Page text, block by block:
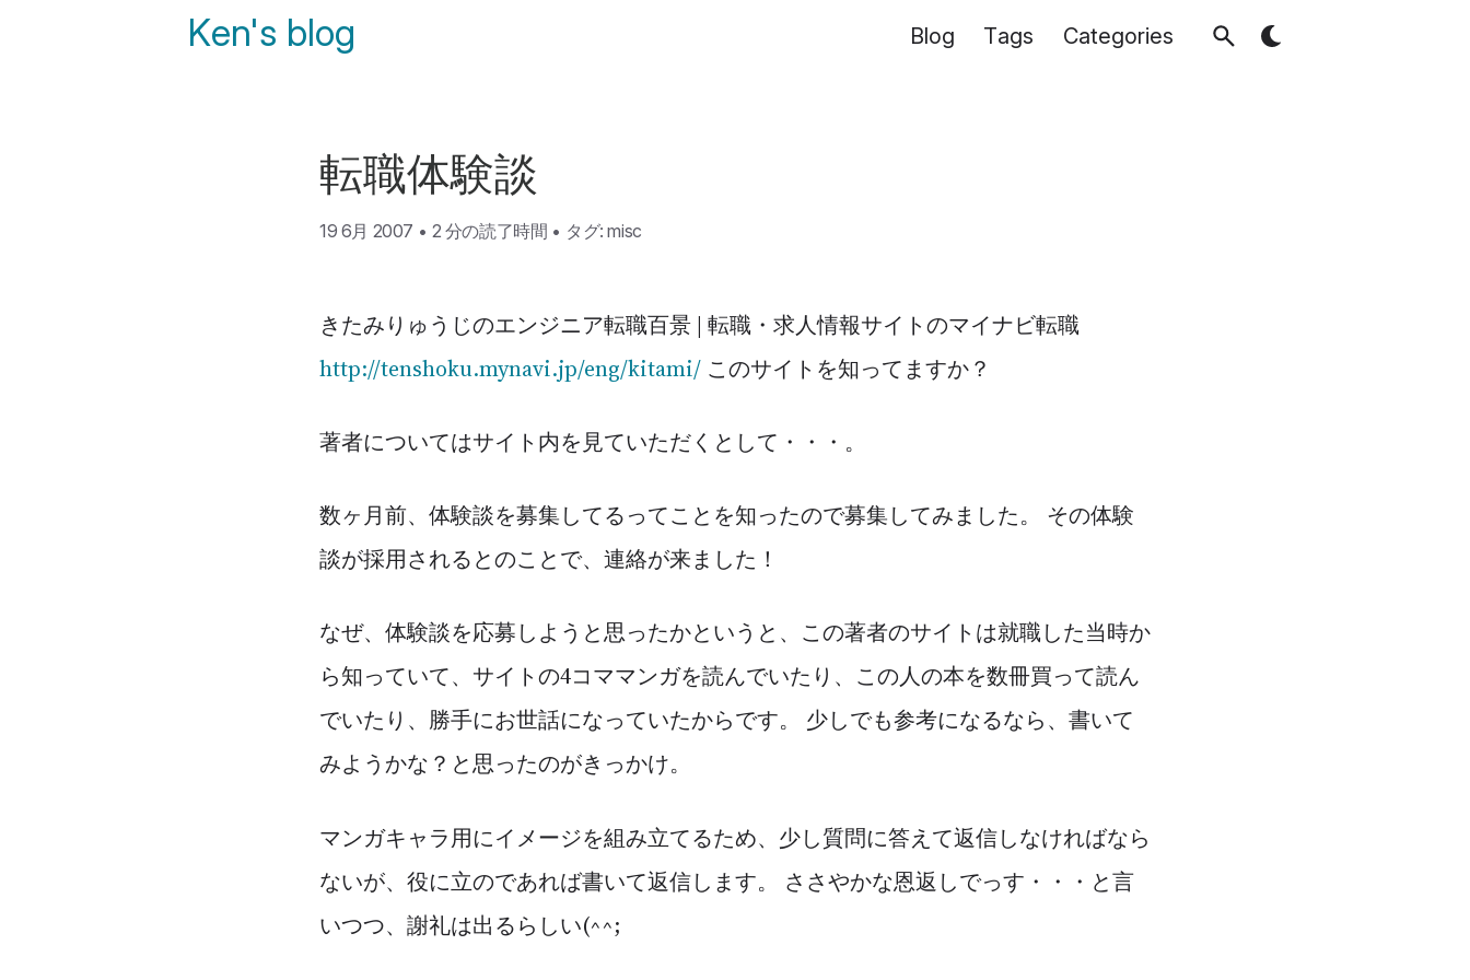
Ken's blog Blog Tags Categories
転職体験談
19 6月 2007 • 2 分の読了時間 • タグ:misc
きたみりゅうじのエンジニア転職百景 | 転職・求人情報サイトのマイナビ転職
http://tenshoku.mynavi.jp/eng/kitami/ このサイトを知ってますか？
著者についてはサイト内を見ていただくとして・・・。
数ヶ月前、体験談を募集してるってことを知ったので募集してみました。 その体験
談が採用されるとのことで、連絡が来ました！
なぜ、体験談を応募しようと思ったかというと、この著者のサイトは就職した当時か
ら知っていて、サイトの4コママンガを読んでいたり、この人の本を数冊買って読ん
でいたり、勝手にお世話になっていたからです。 少しでも参考になるなら、書いて
みようかな？と思ったのがきっかけ。
マンガキャラ用にイメージを組み立てるため、少し質問に答えて返信しなければなら
ないが、役に立のであれば書いて返信します。 ささやかな恩返しでっす・・・と言
いつつ、謝礼は出るらしい(^^;